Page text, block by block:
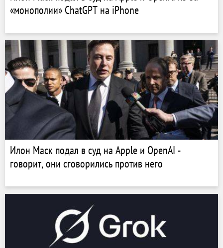
«монополии» ChatGPT на iPhone
Илон Маск подал в суд на Apple и OpenAI -
говорит, они сговорились против него